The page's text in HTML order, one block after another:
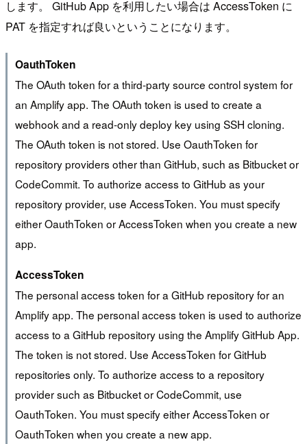
します。 GitHub App を利用したい場合は AccessToken に
PAT を指定すれば良いということになります。
OauthToken
The OAuth token for a third-party source control system for
an Amplify app. The OAuth token is used to create a
webhook and a read-only deploy key using SSH cloning.
The OAuth token is not stored. Use OauthToken for
repository providers other than GitHub, such as Bitbucket or
CodeCommit. To authorize access to GitHub as your
repository provider, use AccessToken. You must specify
either OauthToken or AccessToken when you create a new
app.
AccessToken
The personal access token for a GitHub repository for an
Amplify app. The personal access token is used to authorize
access to a GitHub repository using the Amplify GitHub App.
The token is not stored. Use AccessToken for GitHub
repositories only. To authorize access to a repository
provider such as Bitbucket or CodeCommit, use
OauthToken. You must specify either AccessToken or
OauthToken when you create a new app.